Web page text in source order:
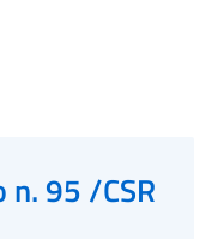
95 /CSR